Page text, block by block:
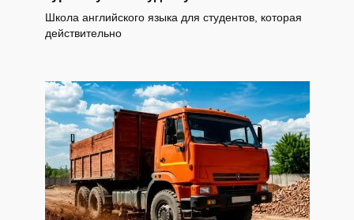
Школа английского языка для студентов, которая
действительно